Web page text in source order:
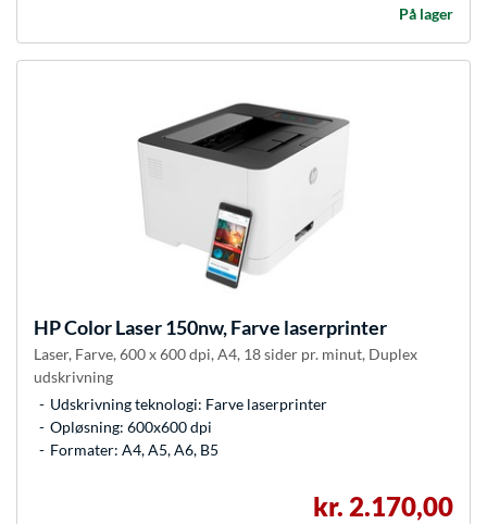
På lager
HPColor Laser 150nw, Farve laserprinter
Laser, Farve, 600 x 600 dpi, A4, 18 sider pr. minut, Duplex
udskrivning
Udskrivning teknologi: Farve laserprinter
Opløsning: 600x600 dpi
Formater: A4, A5, A6, B5
kr. 2.170,00